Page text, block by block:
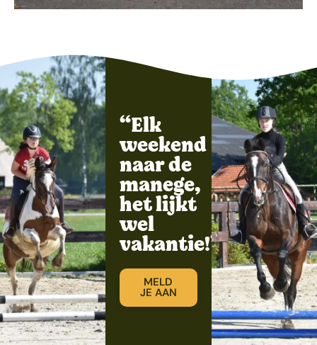
“Elk
weekend
naar de
manege,
het lijkt
wel
vakantie!”
MELD
JE AAN